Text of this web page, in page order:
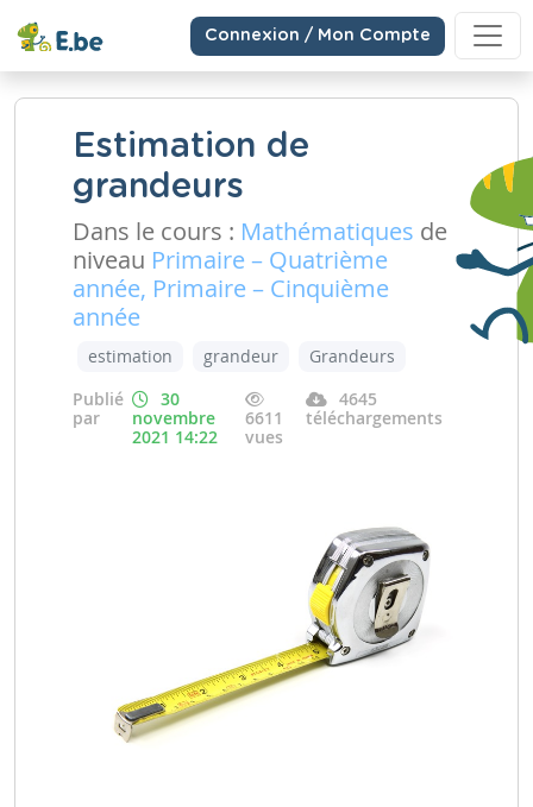
Connexion / Mon Compte
Estimation de
grandeurs
Dans le cours : Mathématiques de
niveau Primaire – Quatrième
année, Primaire – Cinquième
année
estimation grandeur
Grandeurs
Publié
par
30
novembre
2021 14:22
6611
vues
4645
téléchargements